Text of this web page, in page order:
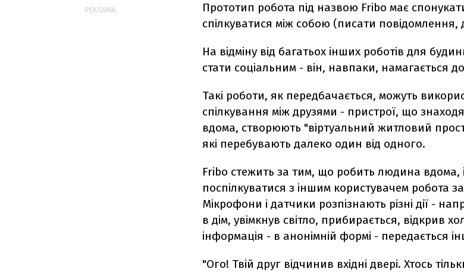
Прототип робота під назвою Fribo має
спілкуватися між собою (писати
На відміну від багатьох інших роботів для
стати соціальним - він, навпаки, намагається
Такі роботи, як передбачається, можуть
спілкування між друзями - пристрої, що
вдома, створюють "віртуальний житловий
які перебувають далеко один від одного.
Fribo стежить за тим, що робить людина вдома, і
поспілкуватися з іншим користувачем робота
Мікрофони і датчики розпізнають різні дії -
в дім, увімкнув світло, прибирається, відкрив
інформація - в анонімній формі - передається
"Ого! Твій друг відчинив вхідні двері. Хтось
РЕКЛАМА: